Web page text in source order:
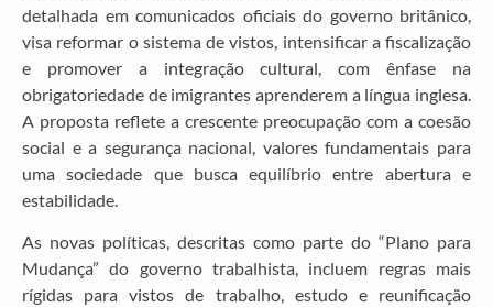
detalhada em comunicados oficiais do governo britânico,
visa reformar o sistema de vistos, intensificar a fiscalização
e promover a integração cultural, com ênfase na
obrigatoriedade de imigrantes aprenderem a língua inglesa.
A proposta reflete a crescente preocupação com a coesão
social e a segurança nacional, valores fundamentais para
uma sociedade que busca equilíbrio entre abertura e
estabilidade.
As novas políticas, descritas como parte do “Plano para
Mudança” do governo trabalhista, incluem regras mais
rígidas para vistos de trabalho, estudo e reunificação